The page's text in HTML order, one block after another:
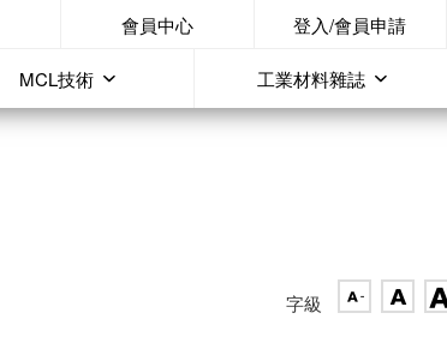
會員中心 登入/會員申請
MCL技術 工業材料雜誌
字級